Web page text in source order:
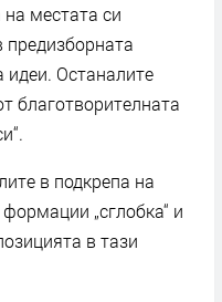
местата си
предизборната
идеи. Останалите
благотворителната
в подкрепа на
„сглобка“ и
в тази